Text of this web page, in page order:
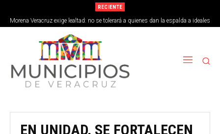
RECIENTE
Morena Veracruz exige lealtad: no se tolerará a quienes dan la espalda a ideales
de la 4T
EN UNIDAD, SE FORTALECEN